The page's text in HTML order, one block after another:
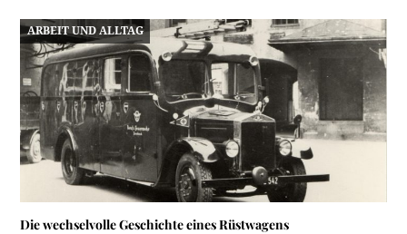
ARBEIT UND ALLTAG
Die wechselvolle Geschichte eines Rüstwagens